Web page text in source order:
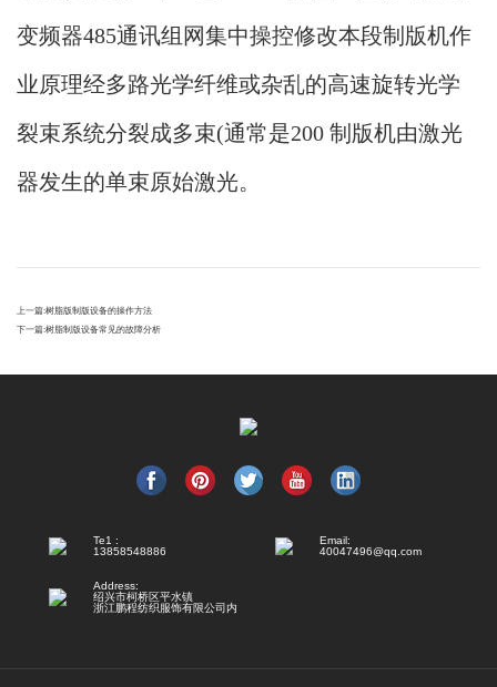
变频器485通讯组网集中操控修改本段制版机作
业原理经多路光学纤维或杂乱的高速旋转光学
裂束系统分裂成多束(通常是200 制版机由激光
器发生的单束原始激光。
上一篇:树脂版制版设备的操作方法
下一篇:树脂制版设备常见的故障分析
Te1 :
13858548886
Email:
40047496@qq.com
Address:
绍兴市柯桥区平水镇
浙江鹏程纺织服饰有限公司内